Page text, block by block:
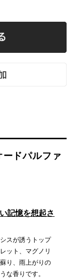
ドパルファ
記憶を想起さ
スが誘うトップ
ット、マグノリ
り、雨上がりの
な香りです。